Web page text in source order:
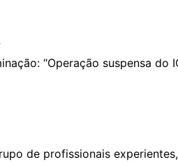
“Operação suspensa
de profissionais